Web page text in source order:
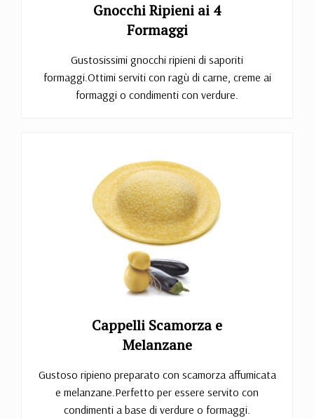
Gnocchi Ripieni ai 4
Formaggi
Gustosissimi gnocchi ripieni di saporiti
formaggi.Ottimi serviti con ragù di carne, creme ai
formaggi o condimenti con verdure.
Cappelli Scamorza e
Melanzane
Gustoso ripieno preparato con scamorza affumicata
e melanzane.Perfetto per essere servito con
condimenti a base di verdure o formaggi.